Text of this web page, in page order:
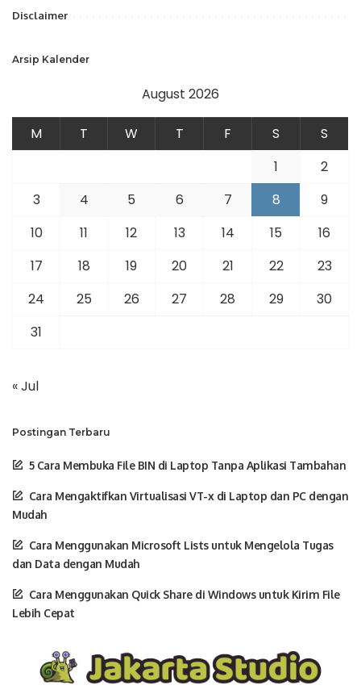
Disclaimer
Arsip Kalender
August 2026
M T W T F S
S
1
2
3
4 5 6 7 8
9
10
11 12 13 14 15
16
17
18 19 20 21 22
23
24
25 26 27 28 29
30
31
« Jul
Postingan Terbaru
5 Cara Membuka File BIN di Laptop Tanpa Aplikasi Tambahan
Cara Mengaktifkan Virtualisasi VT-x di Laptop dan PC dengan
Mudah
Cara Menggunakan Microsoft Lists untuk Mengelola Tugas
dan Data dengan Mudah
Cara Menggunakan Quick Share di Windows untuk Kirim File
Lebih Cepat